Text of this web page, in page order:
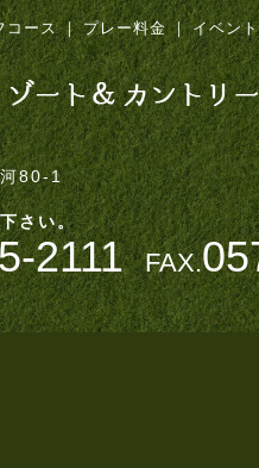
コース ｜ プレー料金 ｜ イベン
80-1
さい。
2111 FAX.